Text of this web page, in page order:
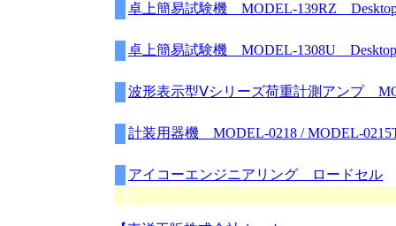
卓上簡易試験機 MODEL-139RZ Desktop
卓上簡易試験機 MODEL-1308U Desktop
波形表示型Ⅴシリーズ荷重計測アンプ
計装用器機 MODEL-0218 / MODEL-
アイコーエンジニアリング ロードセル